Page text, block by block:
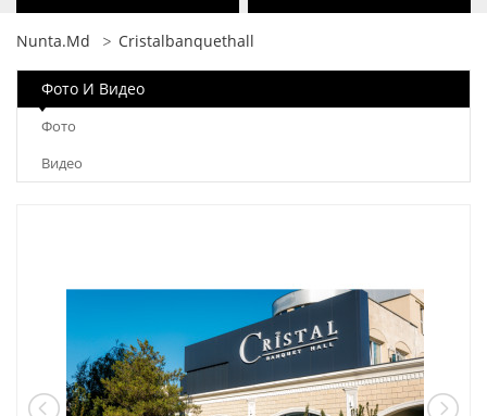
Nunta.md Cristalbanquethall
Фото И Видео
Фото
Видео